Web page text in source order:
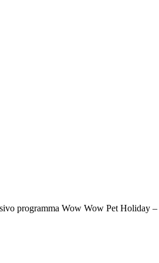
programma Wow Wow Pet Holiday